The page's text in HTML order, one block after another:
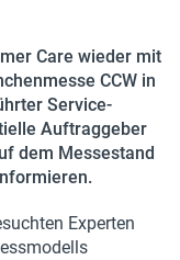
Care wieder mit
CCW in
Service-
Auftraggeber
dem Messestand
Experten